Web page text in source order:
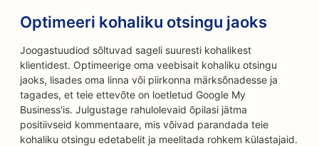
Optimeeri kohaliku otsingu jaoks
Joogastuudiod sõltuvad sageli suuresti kohalikest
klientidest. Optimeerige oma veebisait kohaliku otsingu
jaoks, lisades oma linna või piirkonna märksõnadesse ja
tagades, et teie ettevõte on loetletud Google My
Business'is. Julgustage rahulolevaid õpilasi jätma
positiivseid kommentaare, mis võivad parandada teie
kohaliku otsingu edetabelit ja meelitada rohkem külastajaid.